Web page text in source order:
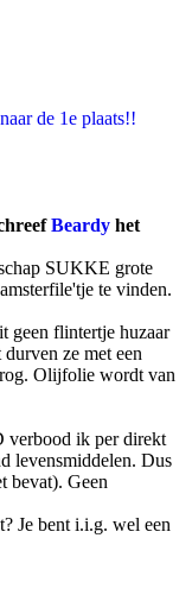
de 1e plaats!!
Beardy het
SUKKE grote
te vinden.
geen flintertje huzaar
ze met een
Olijfolie wordt van
ik per direkt
levensmiddelen. Dus
bevat). Geen
Je bent i.i.g. wel een